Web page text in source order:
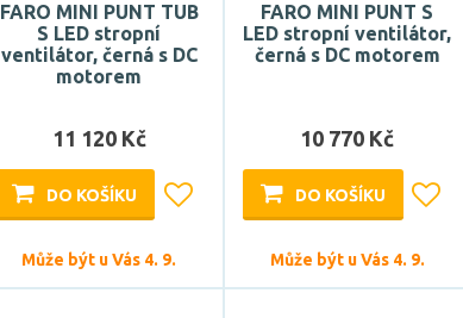
FARO MINI PUNT TUB
S LED stropní
ventilátor, černá s DC
motorem
11 120 Kč
DO KOŠÍKU
Může být u Vás 4. 9.
FARO MINI PUNT S
LED stropní ventilátor,
černá s DC motorem
10 770 Kč
DO KOŠÍKU
Může být u Vás 4. 9.